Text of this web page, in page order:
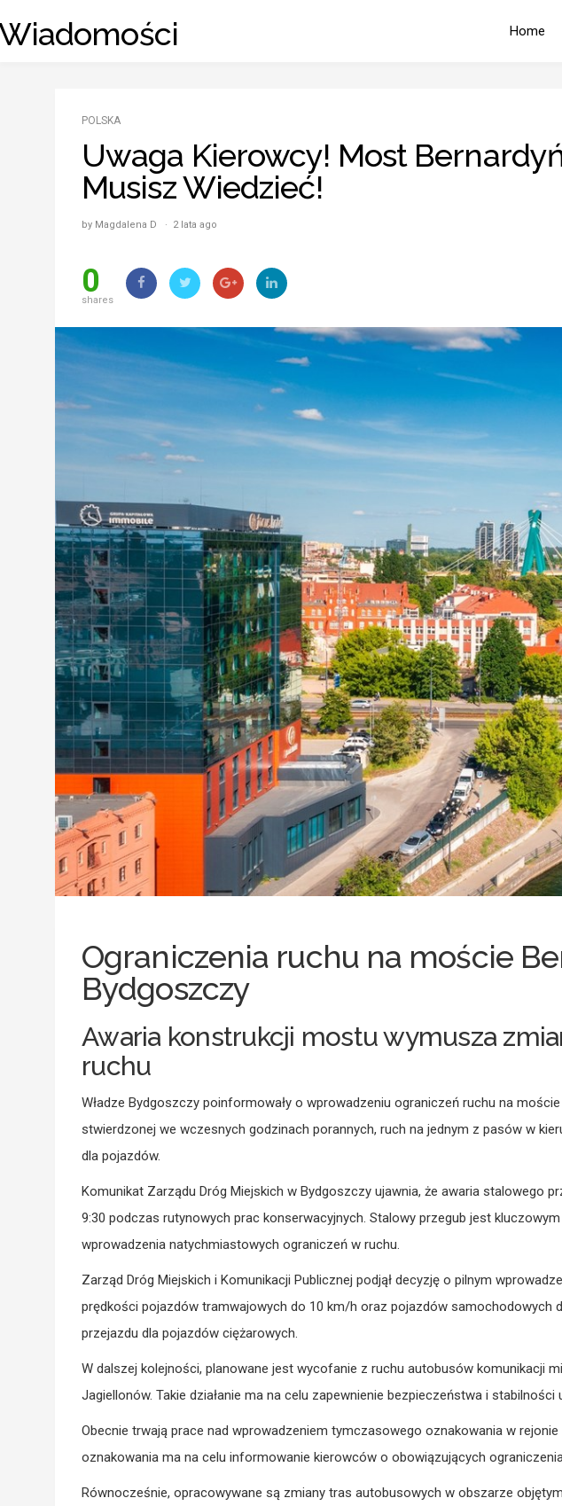
to Wiadomości Home
POLSKA
Uwaga Kierowcy! Most
Musisz Wiedzieć!
by Magdalena D · 2 lata ago
0
shares
Ograniczenia ruchu na moście
Bydgoszczy
Awaria konstrukcji mostu wymusza
ruchu
Władze Bydgoszczy poinformowały o wprowadzeniu ograniczeń ruchu na
stwierdzonej we wczesnych godzinach porannych, ruch na jednym z pasów w
dla pojazdów.
Komunikat Zarządu Dróg Miejskich w Bydgoszczy ujawnia, że awaria stalowego
9:30 podczas rutynowych prac konserwacyjnych. Stalowy przegub jest
wprowadzenia natychmiastowych ograniczeń w ruchu.
Zarząd Dróg Miejskich i Komunikacji Publicznej podjął decyzję o pilnym
prędkości pojazdów tramwajowych do 10 km/h oraz pojazdów samochodowych
przejazdu dla pojazdów ciężarowych.
W dalszej kolejności, planowane jest wycofanie z ruchu autobusów komunikacji
Jagiellonów. Takie działanie ma na celu zapewnienie bezpieczeństwa i
Obecnie trwają prace nad wprowadzeniem tymczasowego oznakowania w
oznakowania ma na celu informowanie kierowców o obowiązujących
Równocześnie, opracowywane są zmiany tras autobusowych w obszarze